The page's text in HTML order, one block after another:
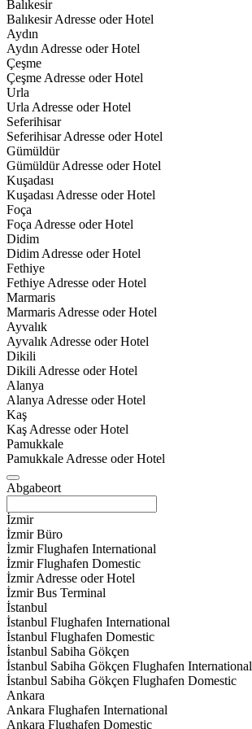
Balıkesir
Balıkesir Adresse oder Hotel
Aydın
Aydın Adresse oder Hotel
Çeşme
Çeşme Adresse oder Hotel
Urla
Urla Adresse oder Hotel
Seferihisar
Seferihisar Adresse oder Hotel
Gümüldür
Gümüldür Adresse oder Hotel
Kuşadası
Kuşadası Adresse oder Hotel
Foça
Foça Adresse oder Hotel
Didim
Didim Adresse oder Hotel
Fethiye
Fethiye Adresse oder Hotel
Marmaris
Marmaris Adresse oder Hotel
Ayvalık
Ayvalık Adresse oder Hotel
Dikili
Dikili Adresse oder Hotel
Alanya
Alanya Adresse oder Hotel
Kaş
Kaş Adresse oder Hotel
Pamukkale
Pamukkale Adresse oder Hotel
Abgabeort
İzmir
İzmir Büro
İzmir Flughafen International
İzmir Flughafen Domestic
İzmir Adresse oder Hotel
İzmir Bus Terminal
İstanbul
İstanbul Flughafen International
İstanbul Flughafen Domestic
İstanbul Sabiha Gökçen
İstanbul Sabiha Gökçen Flughafen International
İstanbul Sabiha Gökçen Flughafen Domestic
Ankara
Ankara Flughafen International
Ankara Flughafen Domestic